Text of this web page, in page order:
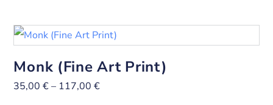
Monk (Fine Art Print)
35,00€– 117,00€